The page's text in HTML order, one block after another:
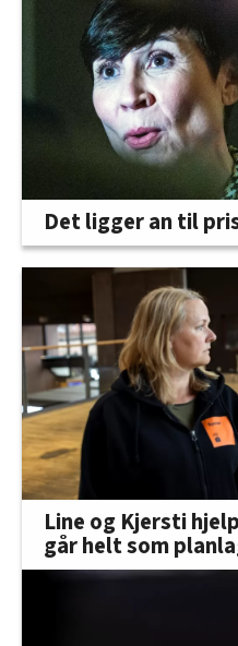
Det ligger an til
Line og Kjersti
går helt som